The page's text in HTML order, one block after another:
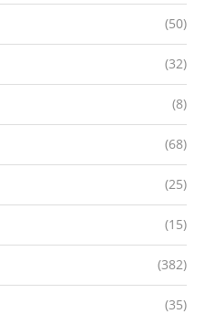
(50)
(32)
(8)
(68)
(25)
(15)
(382)
(35)